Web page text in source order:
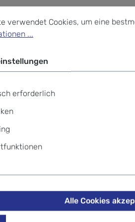
Small Manual
starkem Wind
Cookies, um eine
verwendet Cookies, um eine
...
erforderlich
Alle Cookies